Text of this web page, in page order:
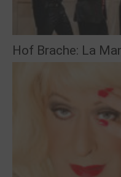
Hof Brache: La